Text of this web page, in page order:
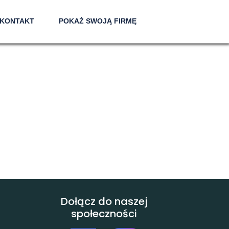
POKAŻ SWOJĄ FIRMĘ
Dołącz do naszej
społeczności